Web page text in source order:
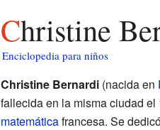
Christine
Enciclopedia para niños
Christine Bernardi(nacida en
fallecida en la misma ciudad
matemáticafrancesa. Se